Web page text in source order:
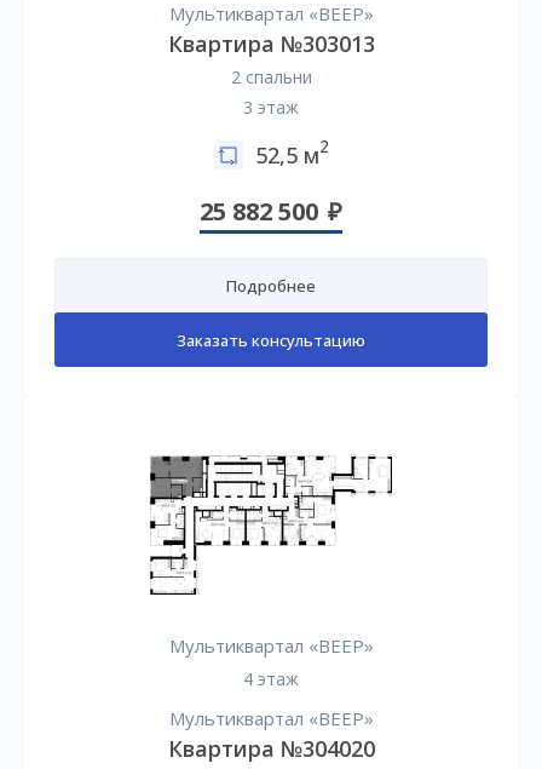
Мультиквартал «ВЕЕР»
Квартира №303013
2 спальни
3 этаж
52,5 м2
25 882 500
Подробнее
Заказать консультацию
Мультиквартал «ВЕЕР»
4 этаж
Мультиквартал «ВЕЕР»
Квартира №304020